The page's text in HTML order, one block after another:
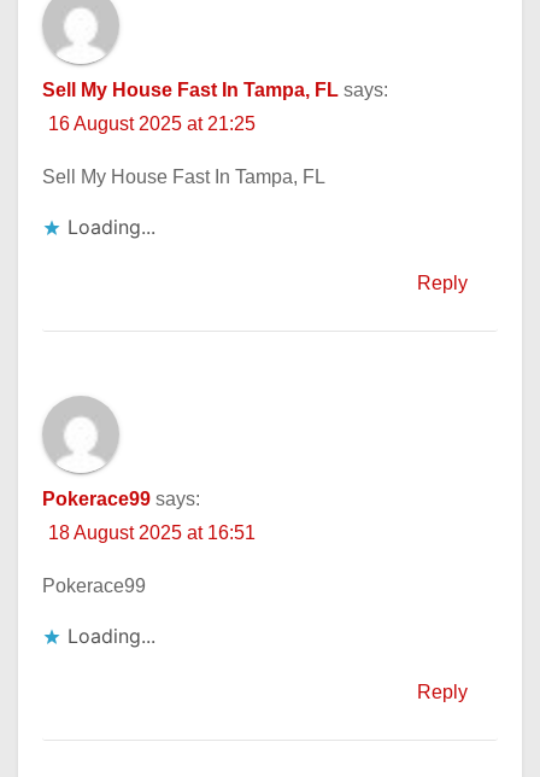
Sell My House Fast In Tampa, FL says:
16 August 2025 at 21:25
Sell My House Fast In Tampa, FL
Loading...
Reply
Pokerace99 says:
18 August 2025 at 16:51
Pokerace99
Loading...
Reply